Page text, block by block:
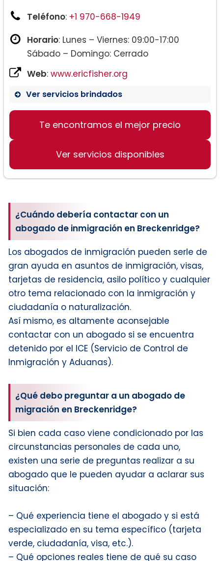
Teléfono: +1 970-668-1949
Horario: Lunes – Viernes: 09:00-17:00
Sábado – Domingo: Cerrado
Web: www.ericfisher.org
Ver servicios brindados
Te encontramos el mejor precio
Ver servicios disponibles
¿Cuándo debería contactar con un
abogado de inmigración en Breckenridge?
Los abogados de inmigración pueden serle de
gran ayuda en asuntos de inmigración, visas,
tarjetas de residencia, asilo político y cualquier
otro tema relacionado con la inmigración y
ciudadanía o naturalización.
Así mismo, es altamente aconsejable
contactar con un abogado si se encuentra
detenido por el ICE (Servicio de Control de
Inmigración y Aduanas).
¿Qué debo preguntar a un abogado de
migración en Breckenridge?
Si bien cada caso viene condicionado por las
circunstancias personales de cada uno,
existen una serie de preguntas realizar a su
abogado que le pueden ayudar a aclarar sus
situación:
– Qué experiencia tiene el abogado y si está
especializado en su tema específico (tarjeta
verde, ciudadanía, visa, etc.).
– Qué opciones reales tiene de qué su caso